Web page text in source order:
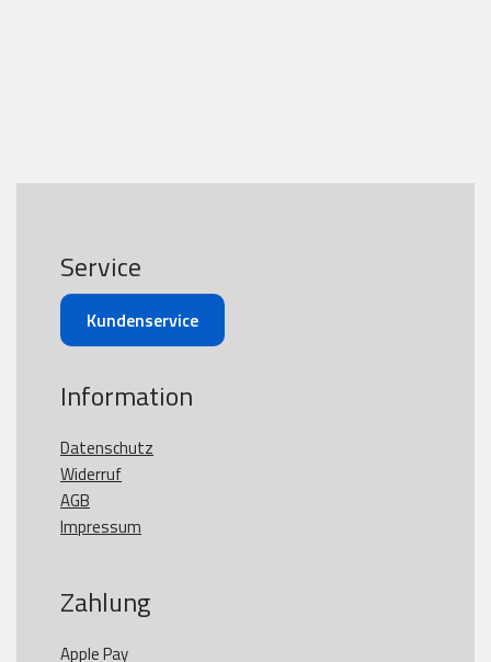
Service
Kundenservice
Information
Datenschutz
Widerruf
AGB
Impressum
Zahlung
Apple Pay